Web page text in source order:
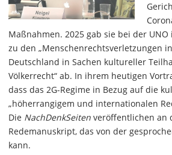
Maßnahmen. 2025 gab sie bei der
zu den „Menschenrechtsverletzungen
Deutschland in Sachen kultureller
Völkerrecht“ ab. In ihrem heutigen
dass das 2G-Regime in Bezug auf die
„höherrangigem und internationalen
Die NachDenkSeiten veröffentlichen an
Redemanuskript, das von der
kann.